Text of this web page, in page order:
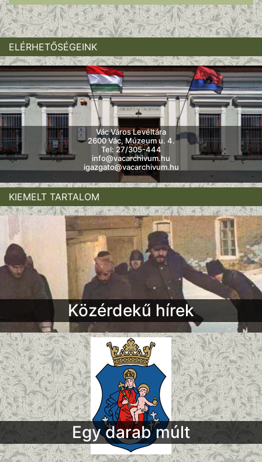
ELÉRHETŐSÉGEINK
Vác Város Levéltára
2600 Vác, Múzeum u. 4.
Tel: 27/305-444
info@vacarchivum.hu
igazgato@vacarchivum.hu
KIEMELT TARTALOM
Közérdekű hírek
Egy darab múlt